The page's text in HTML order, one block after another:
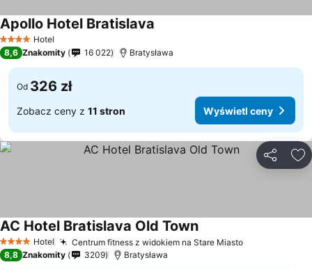
4 KategoriaHotel
Apollo Hotel Bratislava
8,6 Znakomity 16 022 Bratysława
Od 326 zł
Zobacz ceny z 11 stron Wyświetl ceny
4 KategoriaHotel Centrum fitness z widokiem na Stare Miasto
AC Hotel Bratislava Old Town
8,8 Znakomity 3209 Bratysława